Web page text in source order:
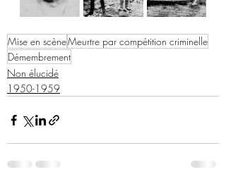
Mise en scèneMeurtre par compétition criminelle
Démembrement
Non élucidé
1950-1959